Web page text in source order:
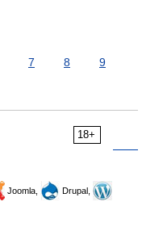
7 8
9
18+
Joomla,
Drupal,